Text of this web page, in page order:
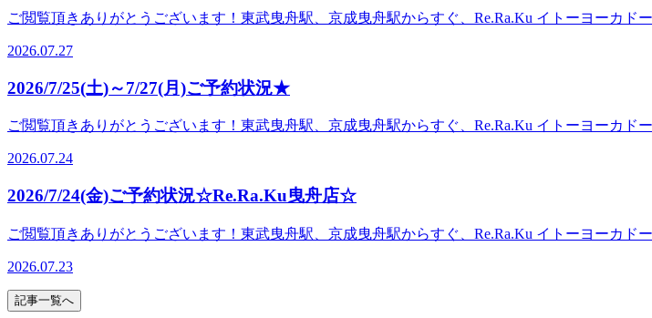
い…』という方はぜひ一度、お越しになって、私達スタッフにお聞きください！沢山の方のご来
ボディケア♪マッサージとは違うボディケアで、お身体リフレッシュ♪Re.Ra.Ku イトーヨーカド
ご閲覧頂きありがとうございます！東武曳舟駅、京成曳舟駅からすぐ、Re.Ra.Ku イトーヨーカド
約いただく際には変動が起きている場合もございますので、予めご了承くださいませ。みなさ
クワークが続くと背中まで張ってくる…そんなお悩みはありませんか？実は、その原因の一つが
め、動きが悪くなると肩が前に入りやすくなり、猫背や巻き肩などの姿勢の乱れに繋がることが
多くいらっしゃいます。姿勢が気になる、肩がガチガチという方は是非一度お試しください！皆
入れたリラク系ボディケア♪マッサージとは違うボディケアで、お身体リフレッシュ♪ Re.Ra.Ku
2026.07.27
2026/7/25(土)～7/27(月)ご予約状況★
ご閲覧頂きありがとうございます！東武曳舟駅、京成曳舟駅からすぐ、Re.Ra.Ku イトーヨーカド
がございます。ペアでご案内出来るお時間もございますので是非お気軽にお越しくださいませ！
す。ご予約いただく際には変動が起きている場合もございますので、予めご了承くださいませ
ね。この暑さだとクーラーがかなり活躍してるかと思います。しかし、冷房でのお身体の冷えも
アとボディケアのセットコースが凄くオススメです！フットケアでお足元からしっかり流してい
来店、お待ちしております♪ 『肩甲骨ストレッチ＆骨盤ストレッチ』をとり入れたリラク系ボデ
ドー曳舟店〈営業時間&gt;10時～21時&lt;住所&gt;東京都墨田区京島 1-2-1 イトーヨーカドー曳舟
2026.07.24
2026/7/24(金)ご予約状況☆Re.Ra.Ku曳舟店☆
ご閲覧頂きありがとうございます！東武曳舟駅、京成曳舟駅からすぐ、Re.Ra.Ku イトーヨーカ
の予約状況をもとにして掲載しております。ご予約いただく際には変動が起きている場合もご
温が高い日が続いてますね！みなさん、熱中症には気を付けて夏を元気よく過ごしていきましょ
泡を頭部につけることで血行促進を促し頭部のスッキリ感が期待できます♪Re.Ra.Kuの夏の風物
2026.07.23
記事一覧へ